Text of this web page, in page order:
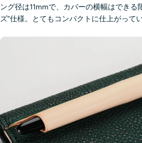
ング径は11mmで、カバーの横幅はできる
ズ”仕様。とてもコンパクトに仕上がってい